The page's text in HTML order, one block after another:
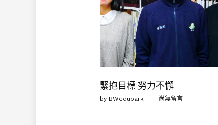
緊抱目標 努力不懈
byBWedupark 尚無留言